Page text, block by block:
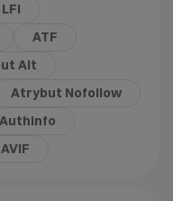
ATF
Alt
Atrybut Nofollow
Authinfo
AVIF